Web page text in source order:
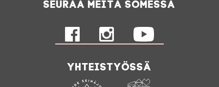
Seuraa meitä somessa
Yhteistyössä